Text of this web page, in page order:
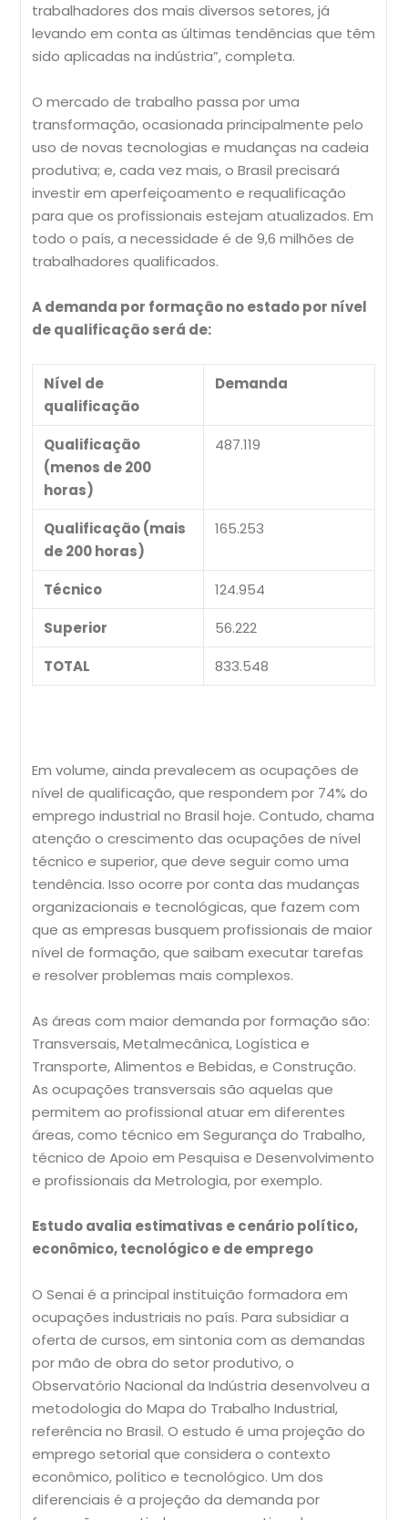
trabalhadores dos mais diversos setores, já
levando em conta as últimas tendências que têm
sido aplicadas na indústria”, completa.
O mercado de trabalho passa por uma
transformação, ocasionada principalmente pelo
uso de novas tecnologias e mudanças na cadeia
produtiva; e, cada vez mais, o Brasil precisará
investir em aperfeiçoamento e requalificação
para que os profissionais estejam atualizados. Em
todo o país, a necessidade é de 9,6 milhões de
trabalhadores qualificados.
A demanda por formação no estado por nível
de qualificação será de:
Nível de
qualificação
Demanda
Qualificação
(menos de 200
horas)
487.119
Qualificação (mais
de 200 horas)
165.253
Técnico
124.954
Superior
56.222
TOTAL
833.548
Em volume, ainda prevalecem as ocupações de
nível de qualificação, que respondem por 74% do
emprego industrial no Brasil hoje. Contudo, chama
atenção o crescimento das ocupações de nível
técnico e superior, que deve seguir como uma
tendência. Isso ocorre por conta das mudanças
organizacionais e tecnológicas, que fazem com
que as empresas busquem profissionais de maior
nível de formação, que saibam executar tarefas
e resolver problemas mais complexos.
As áreas com maior demanda por formação são:
Transversais, Metalmecânica, Logística e
Transporte, Alimentos e Bebidas, e Construção.
As ocupações transversais são aquelas que
permitem ao profissional atuar em diferentes
áreas, como técnico em Segurança do Trabalho,
técnico de Apoio em Pesquisa e Desenvolvimento
e profissionais da Metrologia, por exemplo.
Estudo avalia estimativas e cenário político,
econômico, tecnológico e de emprego
O Senai é a principal instituição formadora em
ocupações industriais no país. Para subsidiar a
oferta de cursos, em sintonia com as demandas
por mão de obra do setor produtivo, o
Observatório Nacional da Indústria desenvolveu a
metodologia do Mapa do Trabalho Industrial,
referência no Brasil. O estudo é uma projeção do
emprego setorial que considera o contexto
econômico, político e tecnológico. Um dos
diferenciais é a projeção da demanda por